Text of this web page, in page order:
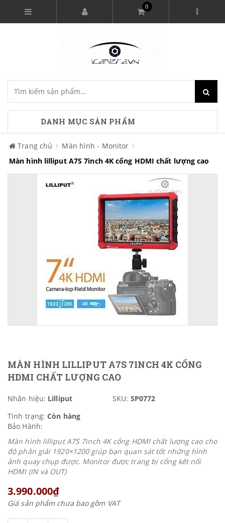
0
DANH MỤC SẢN PHẨM
Trang chủ
Màn hình - Monitor
Màn hình lilliput A7S 7inch 4K cổng HDMI chất lượng cao
MÀN HÌNH LILLIPUT A7S 7INCH 4K CỔNG
HDMI CHẤT LƯỢNG CAO
Nhãn hiệu: Lilliput SKU: SP0772
Tình trạng: Còn hàng
Bảo Hành:
Màn hình lilliput A7S 7inch 4K cổng HDMI chất lượng cao cho
độ phân giải 1920×1200 giúp bạn quan sát tốt những hình
ảnh quay chụp được. Monitor được trang bị cổng kết nối
HDMI (IN và OUT)
3.990.000₫
Giá sản phẩm chưa bao gồm VAT